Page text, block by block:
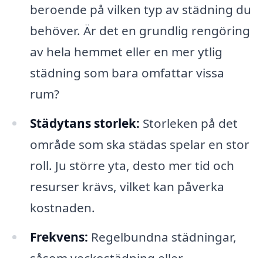
beroende på vilken typ av städning du
behöver. Är det en grundlig rengöring
av hela hemmet eller en mer ytlig
städning som bara omfattar vissa
rum?
Städytans storlek: Storleken på det
område som ska städas spelar en stor
roll. Ju större yta, desto mer tid och
resurser krävs, vilket kan påverka
kostnaden.
Frekvens: Regelbundna städningar,